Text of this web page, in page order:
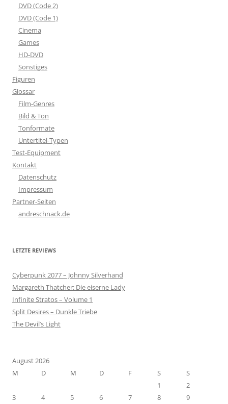
DVD (Code 2)
DVD (Code 1)
Cinema
Games
HD-DVD
Sonstiges
Figuren
Glossar
Film-Genres
Bild & Ton
Tonformate
Untertitel-Typen
Test-Equipment
Kontakt
Datenschutz
Impressum
Partner-Seiten
andreschnack.de
LETZTE REVIEWS
Cyberpunk 2077 – Johnny Silverhand
Margareth Thatcher: Die eiserne Lady
Infinite Stratos – Volume 1
Split Desires – Dunkle Triebe
The Devil’s Light
August 2026
M
D M D F S
S
1
2
3
4 5 6 7 8
9